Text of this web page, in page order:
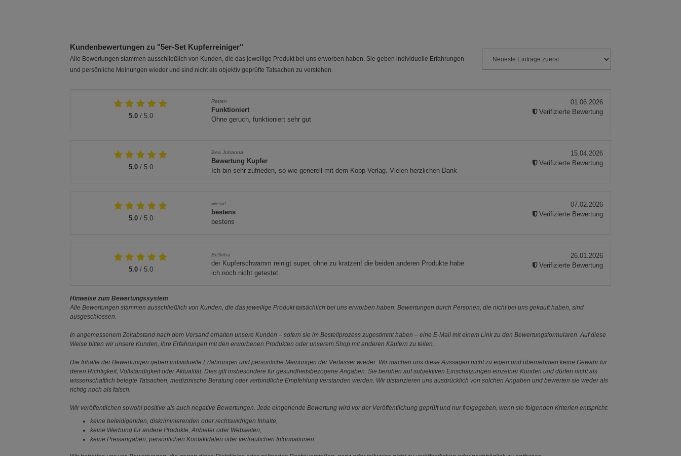
Kundenbewertungen zu "5er-Set Kupferreiniger"
Alle Bewertungen stammen ausschließlich von Kunden, die das jeweilige Produkt bei uns erworben haben. Sie geben individuelle Erfahrungen
und persönliche Meinungen wieder und sind nicht als objektiv geprüfte Tatsachen zu verstehen.
5.0/ 5.0
Ratten
Funktioniert
Ohne geruch, funktioniert sehr gut
01.06.2026
Verifizierte Bewertung
5.0/ 5.0
Bea Johanna
Bewertung Kupfer
Ich bin sehr zufrieden, so wie generell mit dem Kopp Verlag. Vielen herzlichen Dank
15.04.2026
Verifizierte Bewertung
5.0/ 5.0
wieso!
bestens
bestens
07.02.2026
Verifizierte Bewertung
5.0/ 5.0
BeScha
der Kupferschwamm reinigt super, ohne zu kratzen! die beiden anderen Produkte habe
ich noch nicht getestet.
26.01.2026
Verifizierte Bewertung
Hinweise zum Bewertungssystem
Alle Bewertungen stammen ausschließlich von Kunden, die das jeweilige Produkt tatsächlich bei uns erworben haben. Bewertungen durch Personen, die nicht bei uns gekauft haben, sind
ausgeschlossen.
In angemessenem Zeitabstand nach dem Versand erhalten unsere Kunden – sofern sie im Bestellprozess zugestimmt haben – eine E-Mail mit einem Link zu den Bewertungsformularen. Auf diese
Weise bitten wir unsere Kunden, ihre Erfahrungen mit den erworbenen Produkten oder unserem Shop mit anderen Käufern zu teilen.
Die Inhalte der Bewertungen geben individuelle Erfahrungen und persönliche Meinungen der Verfasser wieder. Wir machen uns diese Aussagen nicht zu eigen und übernehmen keine Gewähr für
deren Richtigkeit, Vollständigkeit oder Aktualität. Dies gilt insbesondere für gesundheitsbezogene Angaben: Sie beruhen auf subjektiven Einschätzungen einzelner Kunden und dürfen nicht als
wissenschaftlich belegte Tatsachen, medizinische Beratung oder verbindliche Empfehlung verstanden werden. Wir distanzieren uns ausdrücklich von solchen Angaben und bewerten sie weder als
richtig noch als falsch.
Wir veröffentlichen sowohl positive als auch negative Bewertungen. Jede eingehende Bewertung wird vor der Veröffentlichung geprüft und nur freigegeben, wenn sie folgenden Kriterien entspricht:
keine beleidigenden, diskriminierenden oder rechtswidrigen Inhalte,
keine Werbung für andere Produkte, Anbieter oder Webseiten,
keine Preisangaben, persönlichen Kontaktdaten oder vertraulichen Informationen.